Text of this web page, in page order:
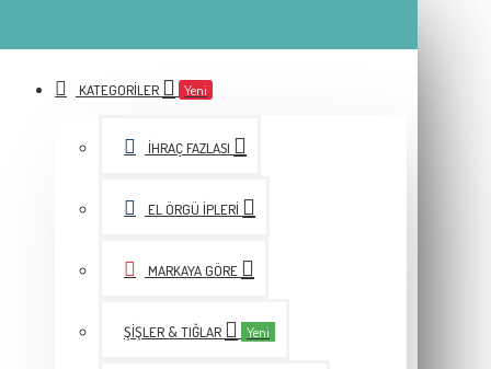
KATEGORILER Yeni
İHRAÇ FAZLASI
EL ÖRGÜ İPLERI
MARKAYA GÖRE
ŞIŞLER & TIĞLAR Yeni